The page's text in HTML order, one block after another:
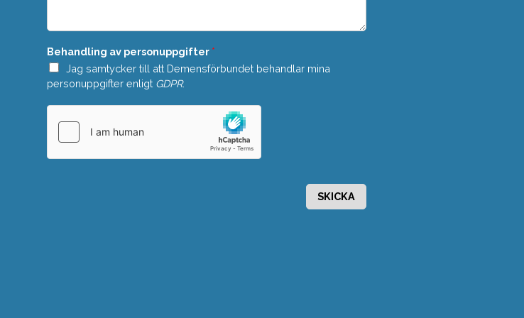
a
d
e
*
Behandling av personuppgifter *
Jag samtycker till att Demensförbundet behandlar mina
personuppgifter enligt GDPR.
SKICKA